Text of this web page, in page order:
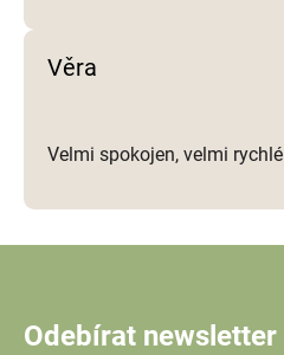
Věra
Velmi spokojen, velmi rychlé
Odebírat newsletter